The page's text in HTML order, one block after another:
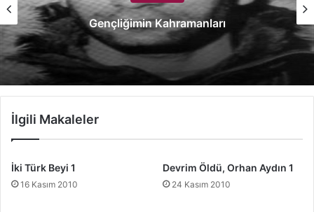
Bizim Vişinskiler
İlgili Makaleler
İki Türk Beyi 1
16 Kasım 2010
Devrim Öldü, Orhan Aydın 1
24 Kasım 2010